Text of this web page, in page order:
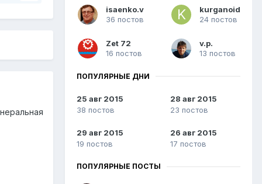
isaenko.v
36 постов
kurganoid
24 постов
Zet 72
16 постов
v.p.
13 постов
ПОПУЛЯРНЫЕ ДНИ
25 авг 2015
38 постов
28 авг 2015
23 постов
29 авг 2015
19 постов
26 авг 2015
17 постов
ПОПУЛЯРНЫЕ ПОСТЫ